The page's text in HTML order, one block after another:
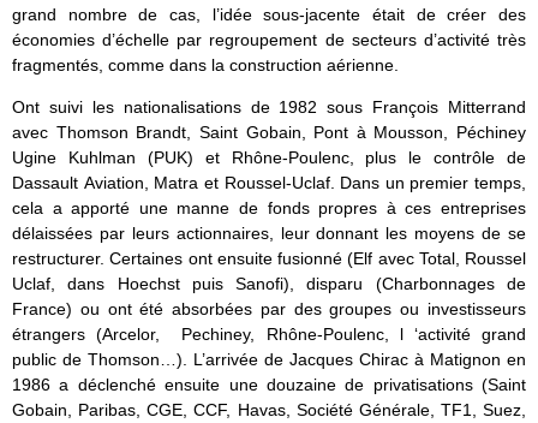
grand nombre de cas, l’idée sous-jacente était de créer des
économies d’échelle par regroupement de secteurs d’activité très
fragmentés, comme dans la construction aérienne.
Ont suivi les nationalisations de 1982 sous François Mitterrand
avec Thomson Brandt, Saint Gobain, Pont à Mousson, Péchiney
Ugine Kuhlman (PUK) et Rhône-Poulenc, plus le contrôle de
Dassault Aviation, Matra et Roussel-Uclaf. Dans un premier temps,
cela a apporté une manne de fonds propres à ces entreprises
délaissées par leurs actionnaires, leur donnant les moyens de se
restructurer. Certaines ont ensuite fusionné (Elf avec Total, Roussel
Uclaf, dans Hoechst puis Sanofi), disparu (Charbonnages de
France) ou ont été absorbées par des groupes ou investisseurs
étrangers (Arcelor, Pechiney, Rhône-Poulenc, l ‘activité grand
public de Thomson…). L’arrivée de Jacques Chirac à Matignon en
1986 a déclenché ensuite une douzaine de privatisations (Saint
Gobain, Paribas, CGE, CCF, Havas, Société Générale, TF1, Suez,